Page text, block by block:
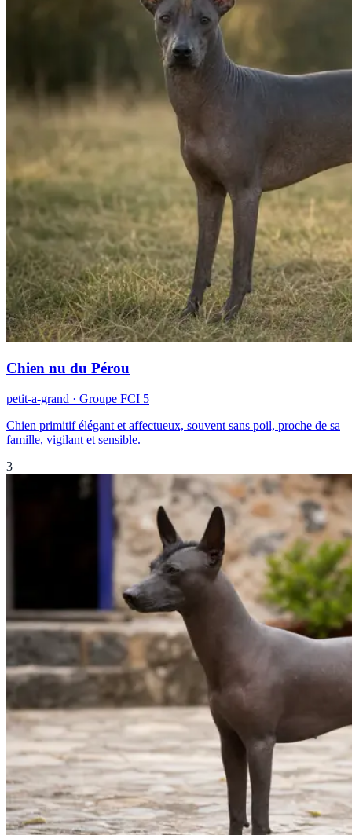
Chien nu du Pérou
petit-a-grand · Groupe FCI 5
Chien primitif élégant et affectueux, souvent sans poil, proche de sa
famille, vigilant et sensible.
3